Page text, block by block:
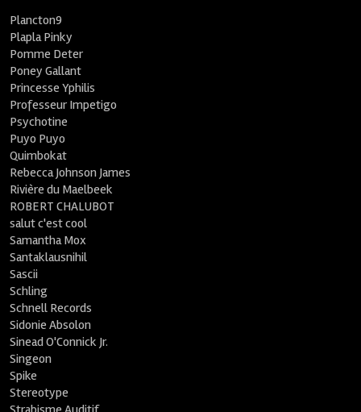
Plancton9
Plapla Pinky
Pomme Deter
Poney Gallant
Princesse Yphilis
Professeur Impetigo
Psychotine
Puyo Puyo
Quimbokat
Rebecca Johnson James
Rivière du Maelbeek
ROBERT CHALUBOT
salut c'est cool
Samantha Mox
Santaklausnihil
Sascii
Schling
Schnell Records
Sidonie Absolon
Sinead O'Connick Jr.
Singeon
Spike
Stereotype